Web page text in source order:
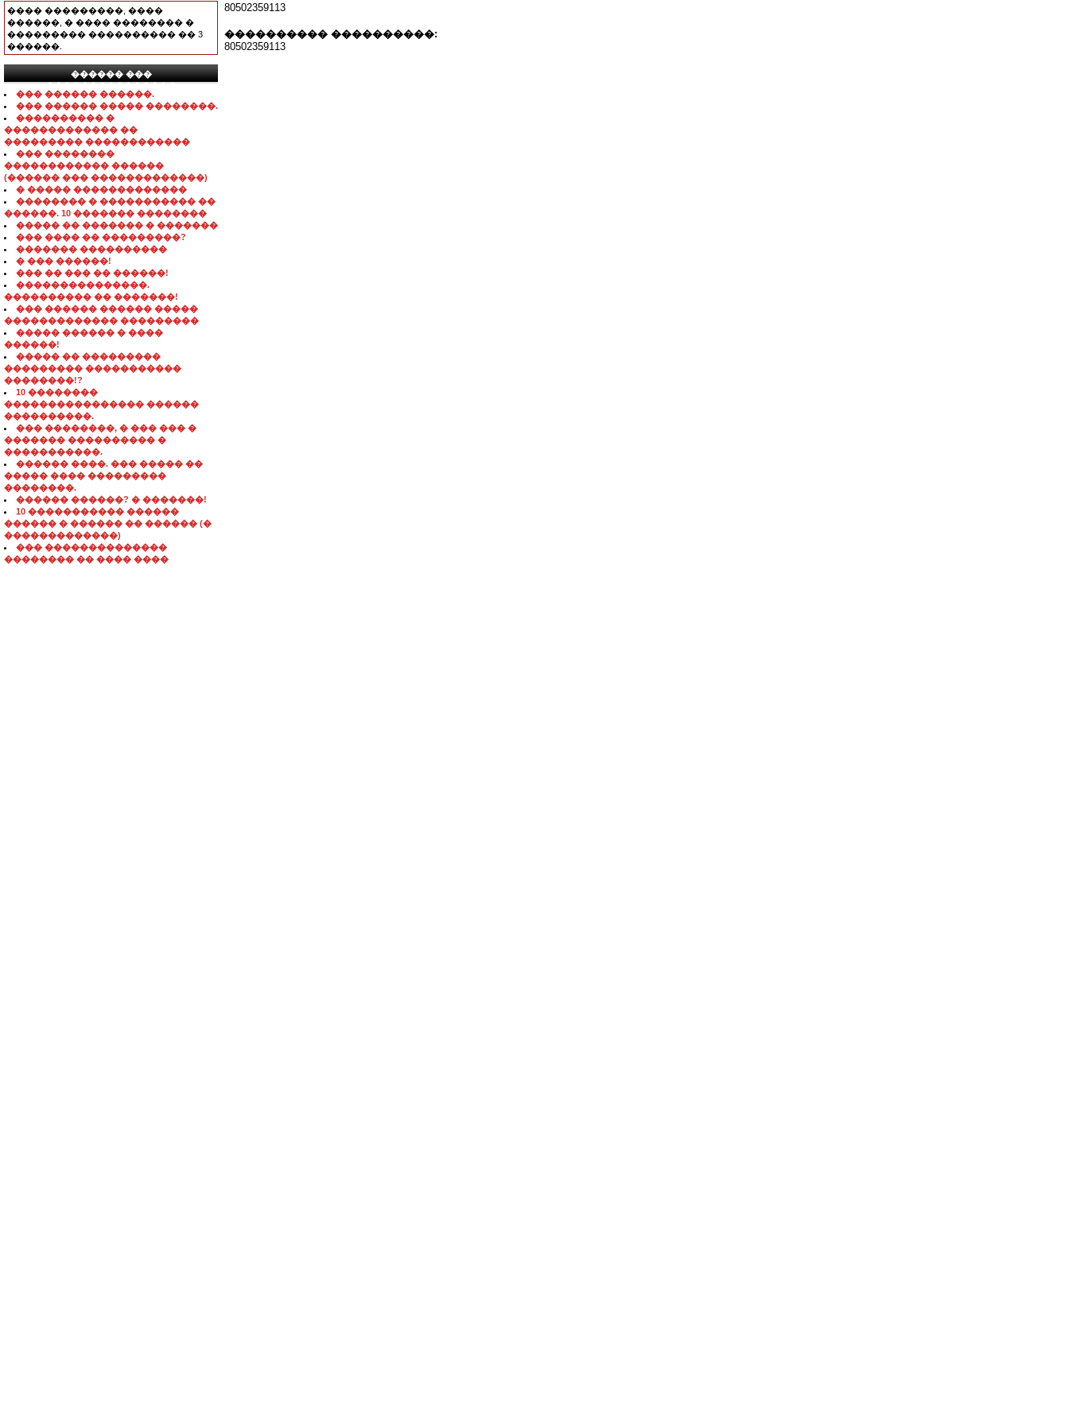
���� ���������, ����
������, � ���� �������� �
��������� ���������� �� 3
������.
������ ���
���������������
��� ������ ������.
��� ������ ����� ��������.
���������� �
������������� ��
��������� ������������
��� ��������
������������ ������
(������ ��� �������������)
� ����� �������������
�������� � ����������� ��
������. 10 ������� ��������
����� �� ������� � �������
��� ���� �� ���������?
������� ����������
� ��� ������!
��� �� ��� �� ������!
���������������.
���������� �� �������!
��� ������ ������ �����
������������� ���������
����� ������ � ����
������!
����� �� ���������
��������� �����������
��������!?
10 ��������
���������������� ������
����������.
��� ��������, � ��� ��� �
������� ���������� �
�����������.
������ ����. ��� ����� ��
����� ���� ���������
��������.
������ ������? � �������!
10 ����������� ������
������ � ������ �� ������ (�
�������������)
��� ��������������
�������� �� ���� ����
80502359113
���������� ����������:
80502359113